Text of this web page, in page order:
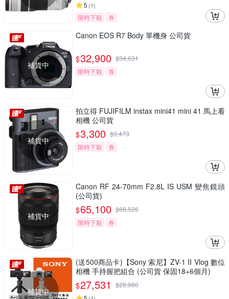
5 (1)
限時下殺 券
補貨中
Canon EOS R7 Body 單機身 公司貨
$32,900 $34,631
限時下殺
券
補貨中
拍立得 FUJIFILM instax mini41 mini 41 馬上看
相機 公司貨
$3,300 $3,473
限時下殺
券
補貨中
Canon RF 24-70mm F2.8L IS USM 變焦鏡頭
(公司貨)
$65,100 $68,526
限時下殺
券
補貨中
(送500商品卡)【Sony 索尼】ZV-1 II Vlog 數位
相機 手持握把組合 (公司貨 保固18+6個月)
$27,531 $28,980